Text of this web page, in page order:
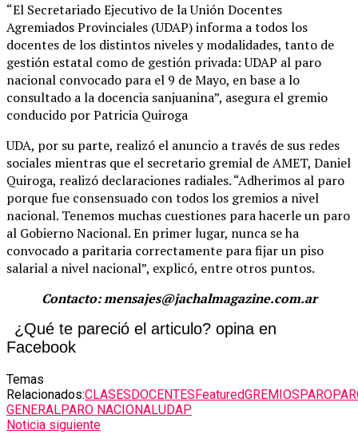
“El Secretariado Ejecutivo de la Unión Docentes
Agremiados Provinciales (UDAP) informa a todos los
docentes de los distintos niveles y modalidades, tanto de
gestión estatal como de gestión privada: UDAP al paro
nacional convocado para el 9 de Mayo, en base a lo
consultado a la docencia sanjuanina”, asegura el gremio
conducido por Patricia Quiroga
UDA, por su parte, realizó el anuncio a través de sus redes
sociales mientras que el secretario gremial de AMET, Daniel
Quiroga, realizó declaraciones radiales. “Adherimos al paro
porque fue consensuado con todos los gremios a nivel
nacional. Tenemos muchas cuestiones para hacerle un paro
al Gobierno Nacional. En primer lugar, nunca se ha
convocado a paritaria correctamente para fijar un piso
salarial a nivel nacional”, explicó, entre otros puntos.
Contacto: mensajes@jachalmagazine.com.ar
¿Qué te pareció el articulo? opina en
Facebook
Temas
Relacionados:CLASES DOCENTES FeaturedGREMIOS PARO
GENERALPARO NACIONALUDAP
Noticia siguiente